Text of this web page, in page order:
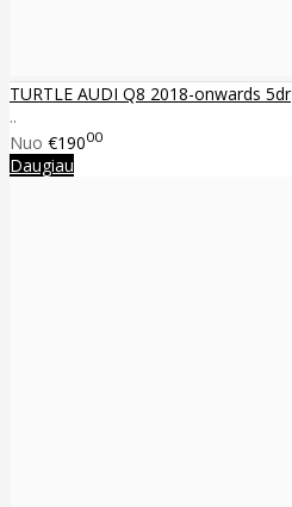
TURTLE AUDI Q8 2018-onwards 5dr
..
Nuo €19000
Daugiau